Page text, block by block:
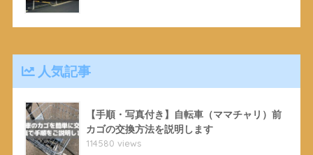
人気記事
【手順・写真付き】自転車（ママチャリ）前
カゴの交換方法を説明します
114580 views